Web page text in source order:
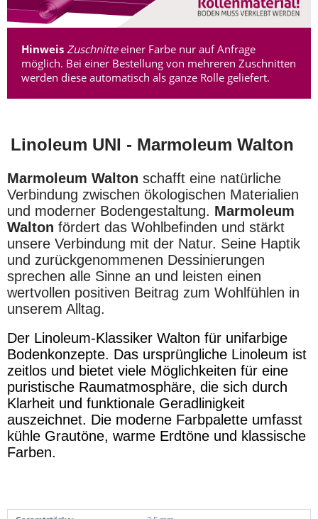
Hinweis Zuschnitteeiner Farbe nur auf Anfrage
möglich. Bei einer Bestellung von mehreren Zuschnitten
werden diese automatisch als ganze Rolle geliefert.
Linoleum UNI - Marmoleum Walton
Marmoleum Walton schafft eine natürliche
Verbindung zwischen ökologischen Materialien
und moderner Bodengestaltung. Marmoleum
Walton fördert das Wohlbefinden und stärkt
unsere Verbindung mit der Natur. Seine Haptik
und zurückgenommenen Dessinierungen
sprechen alle Sinne an und leisten einen
wertvollen positiven Beitrag zum Wohlfühlen in
unserem Alltag.
Der Linoleum-Klassiker Walton für unifarbige
Bodenkonzepte. Das ursprüngliche Linoleum ist
zeitlos und bietet viele Möglichkeiten für eine
puristische Raumatmosphäre, die sich durch
Klarheit und funktionale Geradlinigkeit
auszeichnet. Die moderne Farbpalette umfasst
kühle Grautöne, warme Erdtöne und klassische
Farben.